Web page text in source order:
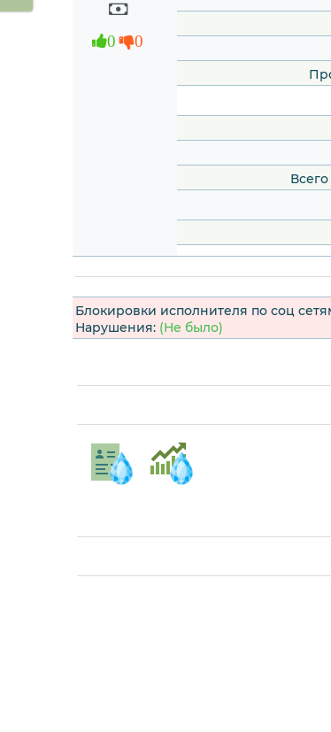
0 0
Блокировки исполнителя по соц
Нарушения: (Не было)